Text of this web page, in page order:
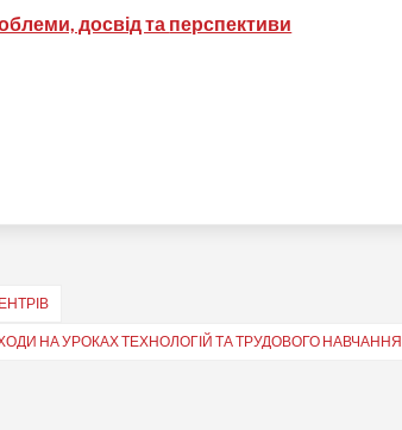
досвід та перспективи
НА УРОКАХ ТЕХНОЛОГІЙ ТА ТРУДОВОГО НАВЧАННЯ